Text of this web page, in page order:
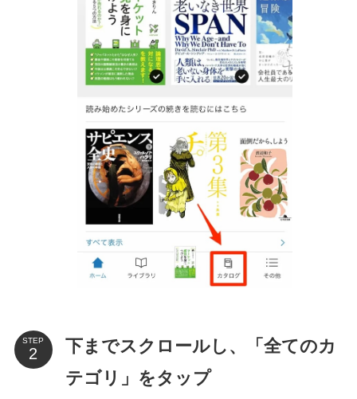
STEP
下までスクロールし、「全てのカ
テゴリ」をタップ